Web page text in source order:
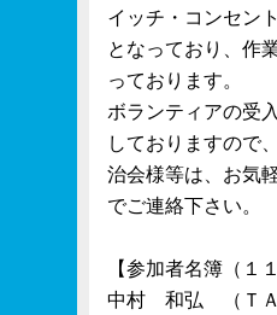
イッチ・コンセン
となっており 、 作
っております。
ボランティアの受
しておりますので
治会様等は、お気
でご連絡下さい。
【参加者名簿（１
中村 和弘 （ＴＡ